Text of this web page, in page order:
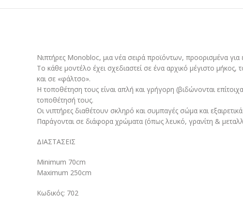
Νιπτήρες Monobloc, μια νέα σειρά προϊόντων, προορισμένα
Το κάθε μοντέλο έχει σχεδιαστεί σε ένα αρχικό μέγιστο
και σε «φάλτσο».
Η τοποθέτηση τους είναι απλή και γρήγορη (βιδώνονται
τοποθέτησή τους.
Οι νιπτήρες διαθέτουν σκληρό και συμπαγές σώμα και
Παράγονται σε διάφορα χρώματα (όπως λευκό, γρανίτη &
ΔΙΑΣΤΑΣΕΙΣ
Minimum 70cm
Maximum 250cm
Κωδικός: 702